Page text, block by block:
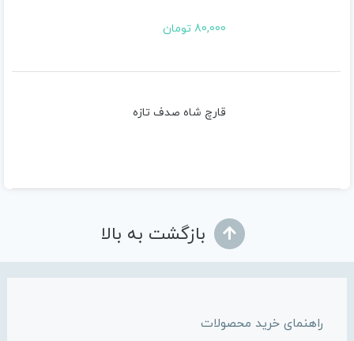
80,000 تومان
قارچ شاه صدف تازه
بازگشت به بالا
راهنمای خرید محصولات